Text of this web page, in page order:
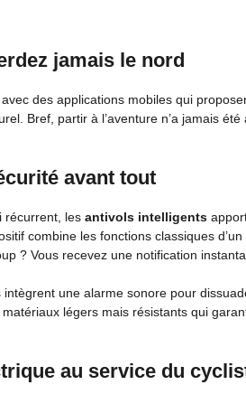
jamais le nord
des applications mobiles qui
Bref, partir à l’aventure n’a jamais
avant tout
récurrent, les antivols intelligents
combine les fonctions classiques
? Vous recevez une notification
une alarme sonore pour
légers mais résistants qui
au service du